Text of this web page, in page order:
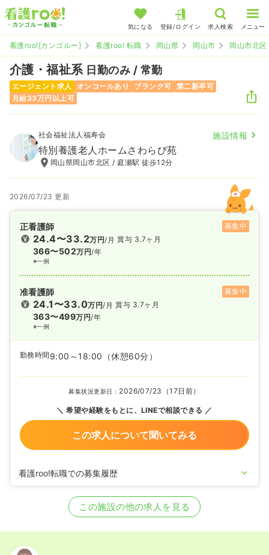
気になる 登録/ログイン 求人検索 メニュー
看護roo![カンゴルー] 看護roo! 転職 岡山県 岡山市 岡山市北区
介護・福祉系 日勤のみ / 常勤
エージェント求人 オンコールあり ブランク可 第二新卒可
月給33万円以上可
社会福祉法人福寿会 施設情報
特別養護老人ホームさわらび苑
岡山県岡山市北区 / 庭瀬駅 徒歩12分
2026/07/23 更新
正看護師 募集中
24.4〜33.2万円/月
366〜502万円/年
※一例
賞与 3.7ヶ月
准看護師 募集中
24.1〜33.0万円/月
363〜499万円/年
※一例
賞与 3.7ヶ月
勤務時間 9:00～18:00 （休憩60分）
募集状況更新日： 2026/07/23（17日前）
希望や経験をもとに、LINEで相談できる
この求人について聞いてみる
看護roo!転職での募集履歴
この施設の他の求人を見る